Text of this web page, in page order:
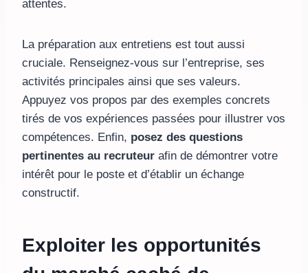
attentes.
La préparation aux entretiens est tout aussi
cruciale. Renseignez-vous sur l’entreprise, ses
activités principales ainsi que ses valeurs.
Appuyez vos propos par des exemples concrets
tirés de vos expériences passées pour illustrer vos
compétences. Enfin, posez des questions
pertinentes au recruteur afin de démontrer votre
intérêt pour le poste et d’établir un échange
constructif.
Exploiter les opportunités